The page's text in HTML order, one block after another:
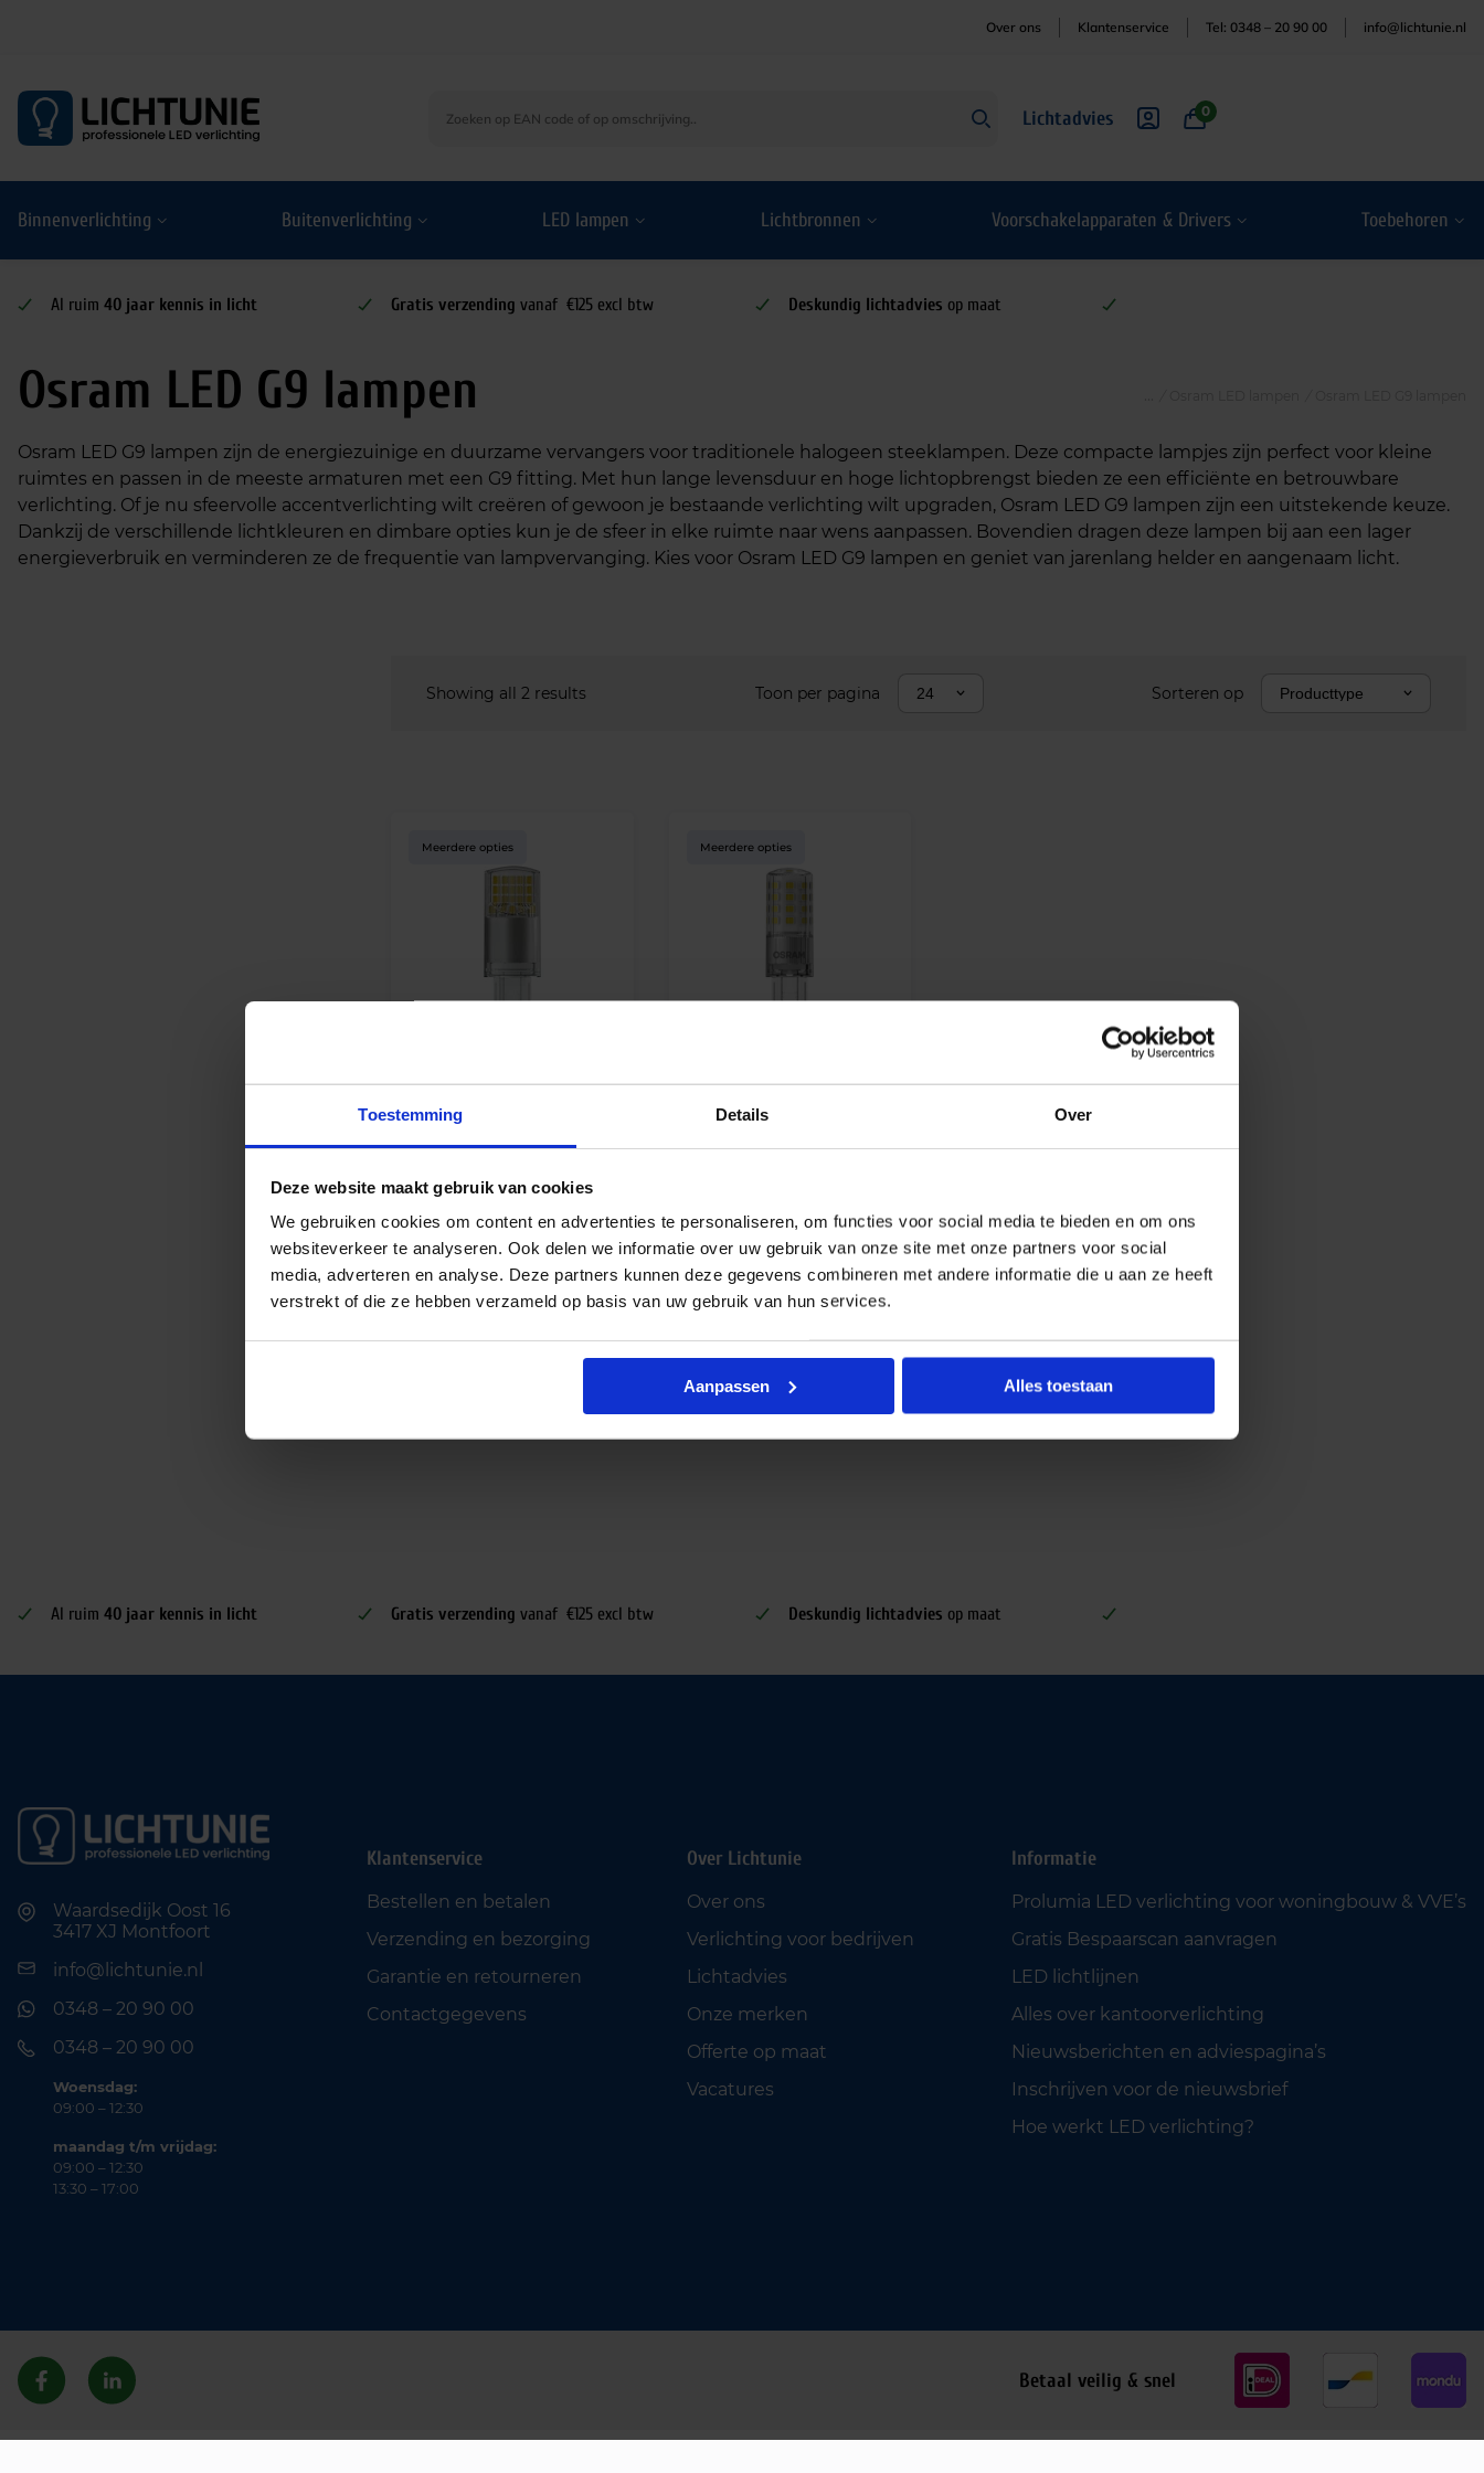
Toestemming Details Over
Deze website maakt gebruik van cookies
We gebruiken cookies om content en advertenties te personaliseren, om functies voor social media te bieden en om ons
websiteverkeer te analyseren. Ook delen we informatie over uw gebruik van onze site met onze partners voor social
media, adverteren en analyse. Deze partners kunnen deze gegevens combineren met andere informatie die u aan ze heeft
verstrekt of die ze hebben verzameld op basis van uw gebruik van hun services.
Aanpassen Alles toestaan
Over ons Klantenservice Tel: 0348 – 20 90 00 info@lichtunie.nl
Lichtadvies 0
Binnenverlichting Buitenverlichting LED lampen Lichtbronnen Voorschakelapparaten & Drivers Toebehoren
Al ruim 40 jaar kennis in licht Gratis verzending vanaf €125 excl btw Deskundig lichtadvies op maat
Osram LED G9 lampen
Osram LED G9 lampen zijn de energiezuinige en duurzame vervangers voor traditionele halogeen steeklampen. Deze compacte lampjes zijn perfect voor kleine
ruimtes en passen in de meeste armaturen met een G9 fitting. Met hun lange levensduur en hoge lichtopbrengst bieden ze een efficiënte en betrouwbare
verlichting. Of je nu sfeervolle accentverlichting wilt creëren of gewoon je bestaande verlichting wilt upgraden, Osram LED G9 lampen zijn een uitstekende keuze.
Dankzij de verschillende lichtkleuren en dimbare opties kun je de sfeer in elke ruimte naar wens aanpassen. Bovendien dragen deze lampen bij aan een lager
energieverbruik en verminderen ze de frequentie van lampvervanging. Kies voor Osram LED G9 lampen en geniet van jarenlang helder en aangenaam licht.
Showing all 2 results Toon per pagina 24 Sorteren op Producttype
Meerdere opties
Vanaf
€4,15
Meerdere opties
Vanaf
9,17 excl. btw
Al ruim 40 jaar kennis in licht Gratis verzending vanaf €125 excl btw Deskundig lichtadvies op maat
Waardsedijk Oost 16
3417 XJ Montfoort
info@lichtunie.nl
0348 – 20 90 00
0348 – 20 90 00
Woensdag:
09:00 – 12:30
maandag t/m vrijdag:
09:00 – 12:30
13:30 – 17:00
Klantenservice
Bestellen en betalen
Verzending en bezorging
Garantie en retourneren
Contactgegevens
Over Lichtunie
Over ons
Verlichting voor bedrijven
Lichtadvies
Onze merken
Offerte op maat
Vacatures
Informatie
Prolumia LED verlichting voor woningbouw & VVE’s
Gratis Bespaarscan aanvragen
LED lichtlijnen
Alles over kantoorverlichting
Nieuwsberichten en adviespagina’s
Inschrijven voor de nieuwsbrief
Hoe werkt LED verlichting?
Betaal veilig & snel